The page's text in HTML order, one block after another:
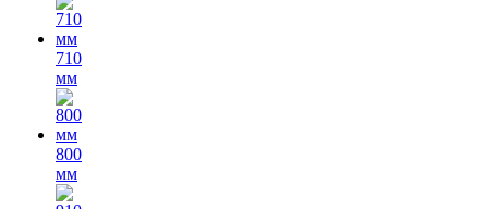
710
мм
800
мм